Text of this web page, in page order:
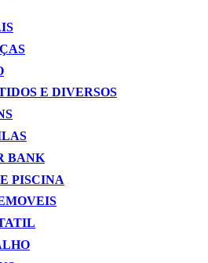
E DIVERSOS
BANK
PISCINA